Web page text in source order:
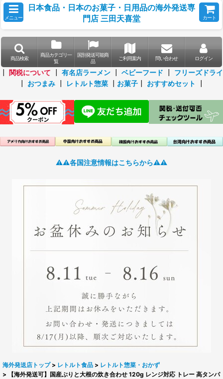
メニュー
日本食品・日本のお菓子・日用品の海外発送専
門店 三田天喜堂
カート
商品検索
商品カテゴリ一
覧
国別発送可能商
品
ご利用案内 問い合わせ ログイン
関税について 有名店ラーメン ベビーフード
フリーズドライ
おつまみ レトルト惣菜 お菓子 おすすめセット
⚠️⚠️各国注意情報はこちらから⚠️⚠️
海外発送店トップ > レトルト食品 > レトルト惣菜・おかず
>
【海外発送可】国産ぶりと大根の炊き合わせ 120g レンジ対応 トレー 高タンパ